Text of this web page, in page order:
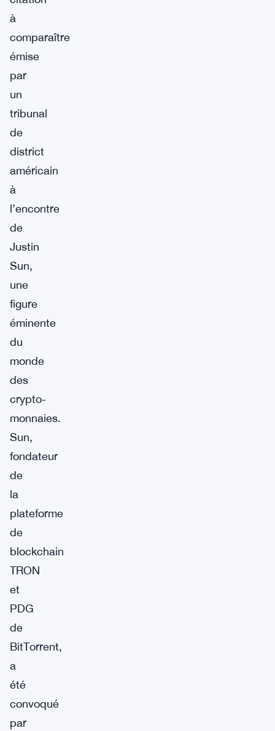
à
comparaître
émise
par
un
tribunal
de
district
américain
à
l’encontre
de
Justin
Sun,
une
figure
éminente
du
monde
des
crypto-
monnaies.
Sun,
fondateur
de
la
plateforme
de
blockchain
TRON
et
PDG
de
BitTorrent,
a
été
convoqué
par